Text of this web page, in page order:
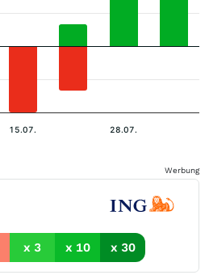
15.07. 28.07.
Werbung
x 3 x 10 x 30